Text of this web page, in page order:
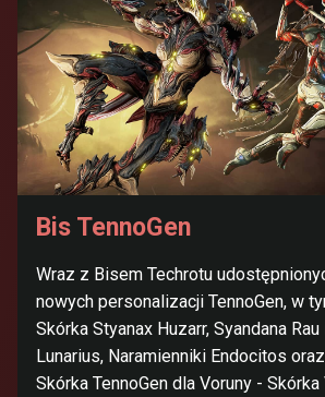
Bis TennoGen
Wraz z Bisem Techrotu
nowych personalizacji TennoGen, w
Skórka Styanax Huzarr, Syandana
Lunarius, Naramienniki Endocitos
Skórka TennoGen dla Voruny - Skórka